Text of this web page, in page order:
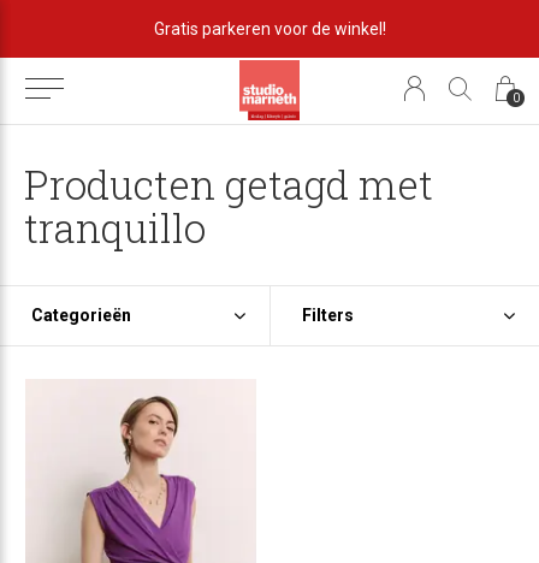
0
Gratis parkeren voor de winkel!
Producten getagd met
tranquillo
Categorieën Filters